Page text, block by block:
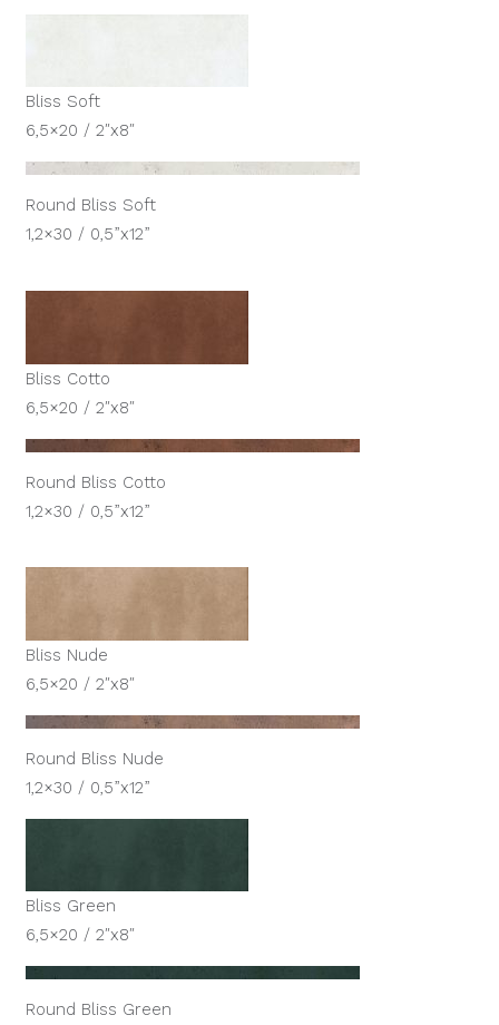
Bliss Soft
6,5×20 / 2″x8″
Round Bliss Soft
1,2×30 / 0,5”x12”
Bliss Cotto
6,5×20 / 2″x8″
Round Bliss Cotto
1,2×30 / 0,5”x12”
Bliss Nude
6,5×20 / 2″x8″
Round Bliss Nude
1,2×30 / 0,5”x12”
Bliss Green
6,5×20 / 2″x8″
Round Bliss Green